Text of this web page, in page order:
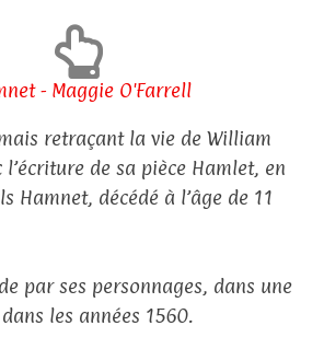
- Maggie O'Farrell
retraçant la vie de William
l’écriture de sa pièce Hamlet, en
Hamnet, décédé à l’âge de 11
par ses personnages, dans une
les années 1560.